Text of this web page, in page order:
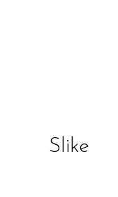
Slike